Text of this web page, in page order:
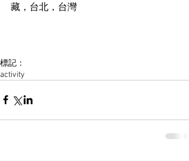
藏，台北，台灣
標記：
activity